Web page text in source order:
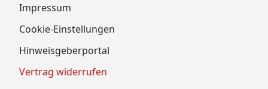
Impressum
Cookie-Einstellungen
Hinweisgeberportal
Vertrag widerrufen